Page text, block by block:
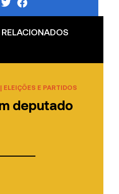
ELEIÇÕES E PARTIDOS
deputado